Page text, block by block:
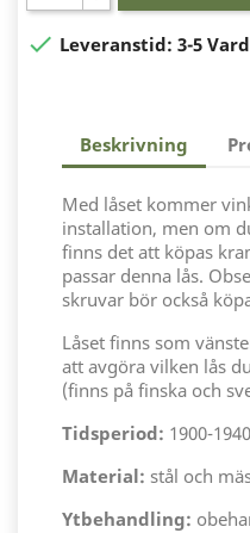
 Leveranstid: 3-5
Beskrivning
Med låset kommer
installation, men om
finns det att köpas
passar denna lås.
skruvar bör också
Låset finns som
att avgöra vilken lås
(finns på finska och
Tidsperiod: 1900-1940
Material: stål och
Ytbehandling: